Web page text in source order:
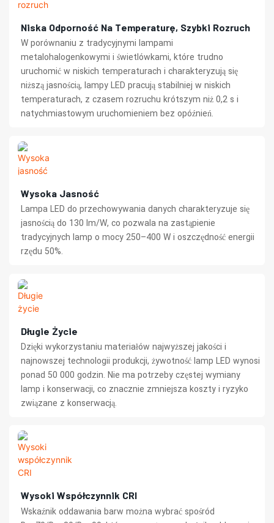
Niska Odporność Na Temperaturę, Szybki Rozruch
W porównaniu z tradycyjnymi lampami
metalohalogenkowymi i świetlówkami, które trudno
uruchomić w niskich temperaturach i charakteryzują się
niższą jasnością, lampy LED pracują stabilniej w niskich
temperaturach, z czasem rozruchu krótszym niż 0,2 s i
natychmiastowym uruchomieniem bez opóźnień.
Wysoka Jasność
Lampa LED do przechowywania danych charakteryzuje się
jasnością do 130 lm/W, co pozwala na zastąpienie
tradycyjnych lamp o mocy 250–400 W i oszczędność energii
rzędu 50%.
Długie Życie
Dzięki wykorzystaniu materiałów najwyższej jakości i
najnowszej technologii produkcji, żywotność lamp LED wynosi
ponad 50 000 godzin. Nie ma potrzeby częstej wymiany
lamp i konserwacji, co znacznie zmniejsza koszty i ryzyko
związane z konserwacją.
Wysoki Współczynnik CRI
Wskaźnik oddawania barw można wybrać spośród